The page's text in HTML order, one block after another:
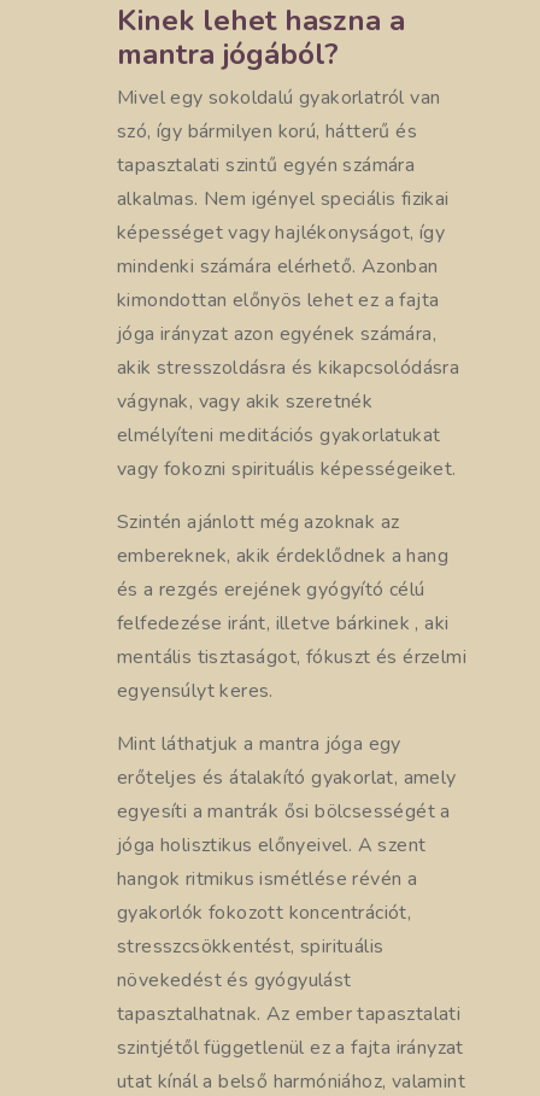
Kinek lehet haszna a
mantra jógából?
Mivel egy sokoldalú gyakorlatról van
szó, így bármilyen korú, hátterű és
tapasztalati szintű egyén számára
alkalmas. Nem igényel speciális fizikai
képességet vagy hajlékonyságot, így
mindenki számára elérhető. Azonban
kimondottan előnyös lehet ez a fajta
jóga irányzat azon egyének számára,
akik stresszoldásra és kikapcsolódásra
vágynak, vagy akik szeretnék
elmélyíteni meditációs gyakorlatukat
vagy fokozni spirituális képességeiket.
Szintén ajánlott még azoknak az
embereknek, akik érdeklődnek a hang
és a rezgés erejének gyógyító célú
felfedezése iránt, illetve bárkinek , aki
mentális tisztaságot, fókuszt és érzelmi
egyensúlyt keres.
Mint láthatjuk a mantra jóga egy
erőteljes és átalakító gyakorlat, amely
egyesíti a mantrák ősi bölcsességét a
jóga holisztikus előnyeivel. A szent
hangok ritmikus ismétlése révén a
gyakorlók fokozott koncentrációt,
stresszcsökkentést, spirituális
növekedést és gyógyulást
tapasztalhatnak. Az ember tapasztalati
szintjétől függetlenül ez a fajta irányzat
utat kínál a belső harmóniához, valamint